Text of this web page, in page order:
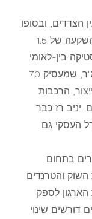
הצדדים, ובסופו
של דבר התקבלה הצעתו של יניב רז. בהשקעה של 1.5
בין-לאומי
בפתח תקווה, על פני שטח של 2,500 מ"ר, שמעסיק 70
הרכבות
יניב רז כבר
העסקי גם
בתחום
השוק והטרנדים
לספק
דורשים שינוי